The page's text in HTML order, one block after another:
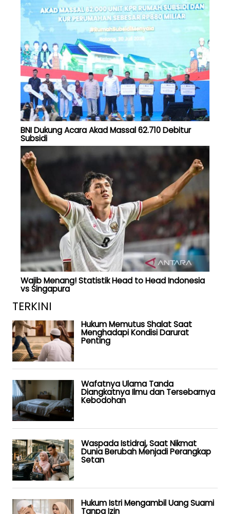
BNI Dukung Acara Akad Massal 62.710 Debitur
Subsidi
Wajib Menang! Statistik Head to Head Indonesia
vs Singapura
TERKINI
Hukum Memutus Shalat Saat
Menghadapi Kondisi Darurat
Penting
Wafatnya Ulama Tanda
Diangkatnya Ilmu dan Tersebarnya
Kebodohan
Waspada Istidraj, Saat Nikmat
Dunia Berubah Menjadi Perangkap
Setan
Hukum Istri Mengambil Uang Suami
Tanpa Izin